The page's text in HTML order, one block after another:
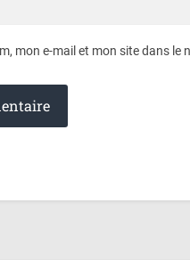
mon e-mail et mon site dans